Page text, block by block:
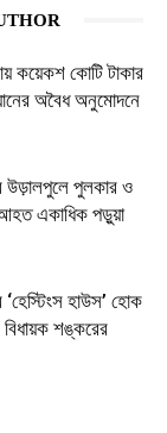
কয়েকশ কোটি টাকার
অবৈধ অনুমোদনে
পুলকার ও
একাধিক পড়ুয়া
হাউস’ হোক
বিধায়ক শঙ্করের